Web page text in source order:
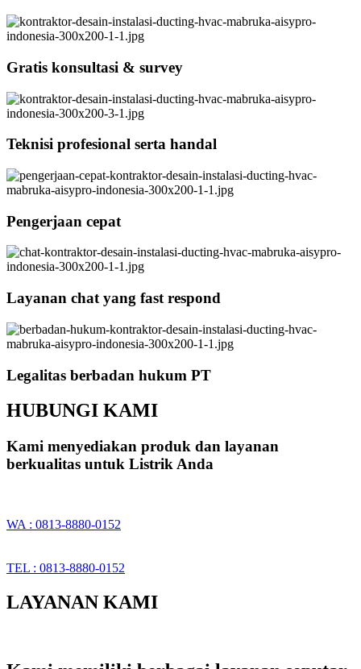
Gratis konsultasi & survey
Teknisi profesional serta handal
Pengerjaan cepat
Layanan chat yang fast respond
Legalitas berbadan hukum PT
HUBUNGI KAMI
Kami menyediakan produk dan layanan
berkualitas untuk Listrik Anda
WA : 0813-8880-0152
TEL : 0813-8880-0152
LAYANAN KAMI